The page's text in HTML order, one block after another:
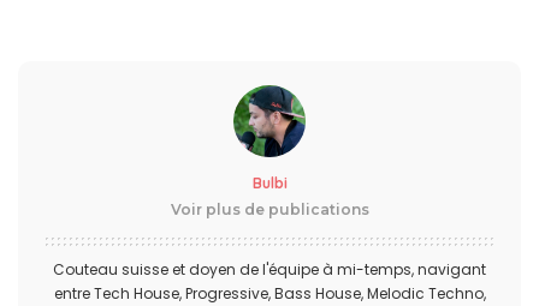
Bulbi
Voir plus de publications
Couteau suisse et doyen de l'équipe à mi-temps, navigant
entre Tech House, Progressive, Bass House, Melodic Techno,